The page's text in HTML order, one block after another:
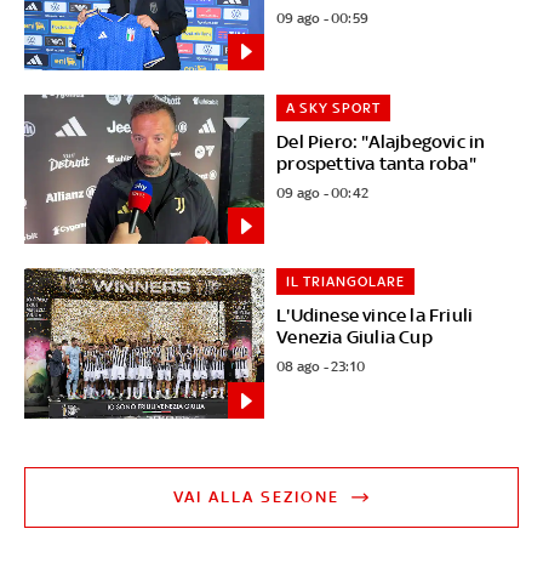
09 ago - 00:59
Del Piero: "Alajbegovic in
prospettiva tanta roba"
A SKY SPORT
09 ago - 00:42
L'Udinese vince la Friuli
Venezia Giulia Cup
IL TRIANGOLARE
08 ago - 23:10
VAI ALLA SEZIONE